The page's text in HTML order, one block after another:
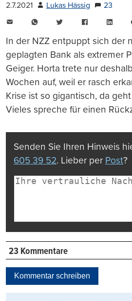
2.7.2021 Lukas Hässig
23
WhatsAppTwitter Facebook
In der NZZ entpuppt sich der
geplagten Bank als extremer
Geiger. Horta trete nur
Wochen auf, weil er rasch
Krise ist so gigantisch, da
Vieles spreche für einen
Senden Sie Ihren Hinweis
605 39 52. Lieber per Post?
23 Kommentare
Kommentar schreiben